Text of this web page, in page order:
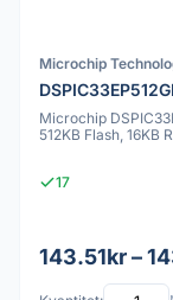
Microchip
Microchip
512KB Flash, 16KB
17
143.51kr –